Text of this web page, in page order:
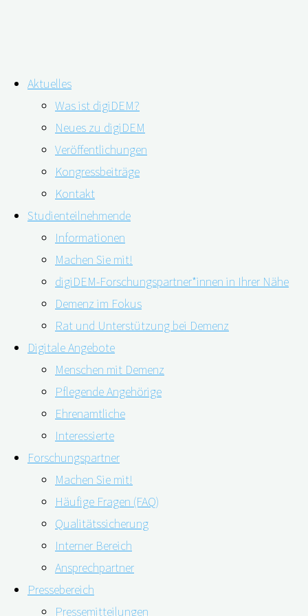
Inhalt
springen
Aktuelles
Was ist digiDEM?
Neues zu digiDEM
Veröffentlichungen
Kongressbeiträge
Kontakt
Studienteilnehmende
Informationen
Machen Sie mit!
digiDEM-Forschungspartner*innen in Ihrer Nähe
Demenz im Fokus
Rat und Unterstützung bei Demenz
Digitale Angebote
Menschen mit Demenz
Pflegende Angehörige
Ehrenamtliche
Interessierte
Forschungspartner
Machen Sie mit!
Häufige Fragen (FAQ)
Qualitätssicherung
Interner Bereich
Ansprechpartner
Pressebereich
Pressemitteilungen
digiDEM Bayern im Podcast
05.03.202023.03.2020
Seit kurzem ist das Digitale-Versorgung-Gesetz
(DVG) in Kraft, das zum Beispiel Apps auf Rezept
und Videosprechstunden ermöglicht. In einem
Podcast äußern sich Expert*innen des Medical
Valley, das auch an digiDEM Bayern beteiligt ist,
über das neue Gesetz und die Digitalisierung im
Gesundheitswesen. Ab 17:54 min. spricht Prof. Dr.